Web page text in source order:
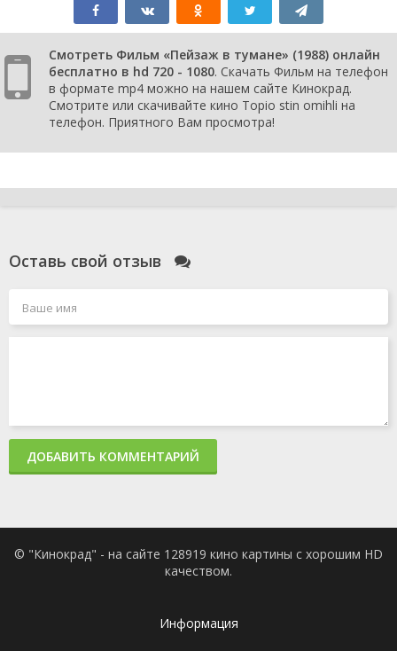
Смотреть Фильм «Пейзаж в тумане» (1988) онлайн
бесплатно в hd 720 - 1080. Скачать Фильм на телефон
в формате mp4 можно на нашем сайте Кинокрад.
Смотрите или скачивайте кино Topio stin omihli на
телефон. Приятного Вам просмотра!
Оставь свой отзыв
ДОБАВИТЬ КОММЕНТАРИЙ
© "Кинокрад" - на сайте 128919 кино картины с хорошим HD
качеством.
Информация